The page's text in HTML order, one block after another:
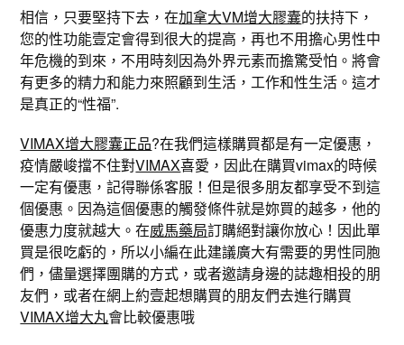
相信，只要堅持下去，在加拿大VM增大膠囊的扶持下，
您的性功能壹定會得到很大的提高，再也不用擔心男性中
年危機的到來，不用時刻因為外界元素而擔驚受怕。將會
有更多的精力和能力來照顧到生活，工作和性生活。這才
是真正的“性福”.
VIMAX增大膠囊正品?在我們這樣購買都是有一定優惠，
疫情嚴峻擋不住對VIMAX喜愛，因此在購買vimax的時候
一定有優惠，記得聯係客服！但是很多朋友都享受不到這
個優惠。因為這個優惠的觸發條件就是妳買的越多，他的
優惠力度就越大。在威馬藥局訂購絕對讓你放心！因此單
買是很吃虧的，所以小編在此建議廣大有需要的男性同胞
們，儘量選擇團購的方式，或者邀請身邊的誌趣相投的朋
友們，或者在網上約壹起想購買的朋友們去進行購買
VIMAX增大丸會比較優惠哦